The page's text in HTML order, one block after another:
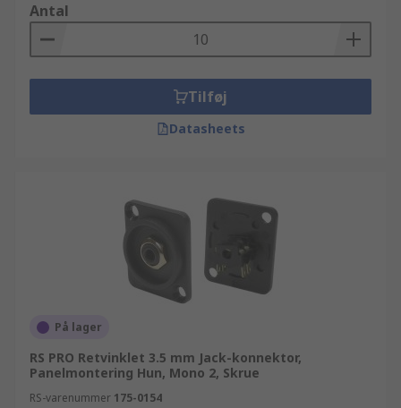
Antal
Tilføj
Datasheets
På lager
RS PRO Retvinklet 3.5 mm Jack-konnektor,
Panelmontering Hun, Mono 2, Skrue
RS-varenummer 175-0154